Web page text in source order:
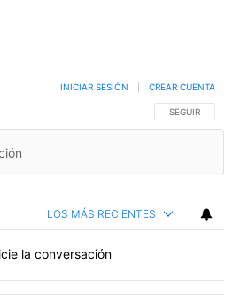
SIGA ESTA
SEGUIR
INICIAR SESIÓN CREAR CUENTA
LOS MÁS RECIENTES
la conversación